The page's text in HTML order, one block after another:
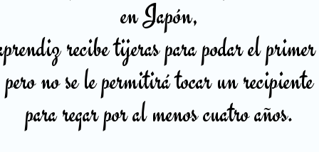
en Japón,
recibe tijeras para podar el
pero no se le permitirá tocar un recipiente
para regar por al menos cuatro años.